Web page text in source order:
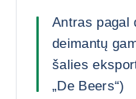
Antras pagal
deimantų
šalies
„De Beers“)